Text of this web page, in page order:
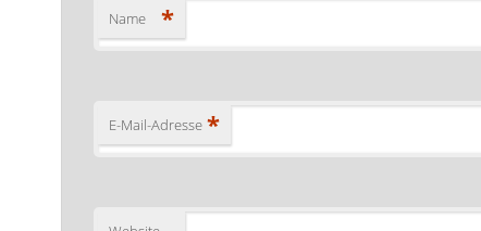
Name *
E-Mail-Adresse *